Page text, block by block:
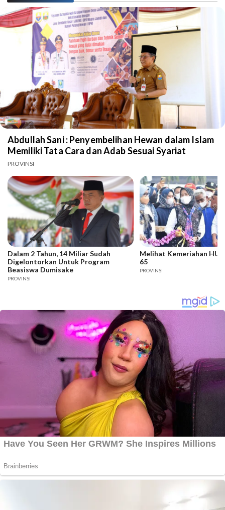
Abdullah Sani : Penyembelihan Hewan dalam Islam
Memiliki Tata Cara dan Adab Sesuai Syariat
PROVINSI
Dalam 2 Tahun, 14 Miliar Sudah
Digelontorkan Untuk Program
Beasiswa Dumisake
PROVINSI
Melihat Kemeriahan
65
PROVINSI